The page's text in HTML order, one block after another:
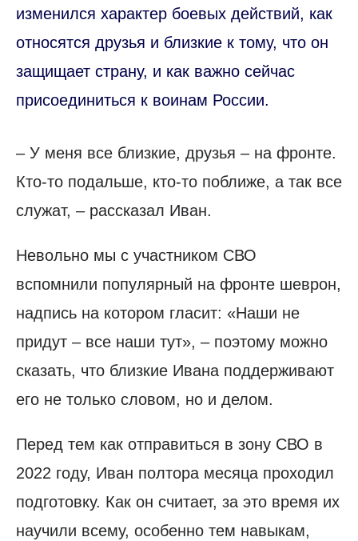
изменился характер боевых действий, как
относятся друзья и близкие к тому, что он
защищает страну, и как важно сейчас
присоединиться к воинам России.
– У меня все близкие, друзья – на фронте.
Кто-то подальше, кто-то поближе, а так все
служат, – рассказал Иван.
Невольно мы с участником СВО
вспомнили популярный на фронте шеврон,
надпись на котором гласит: «Наши не
придут – все наши тут», – поэтому можно
сказать, что близкие Ивана поддерживают
его не только словом, но и делом.
Перед тем как отправиться в зону СВО в
2022 году, Иван полтора месяца проходил
подготовку. Как он считает, за это время их
научили всему, особенно тем навыкам,